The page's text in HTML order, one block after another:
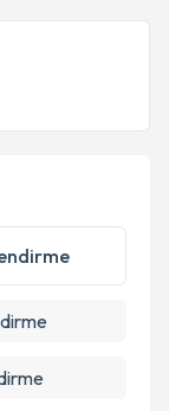
posta ile
Aydınlatma
belirtilen